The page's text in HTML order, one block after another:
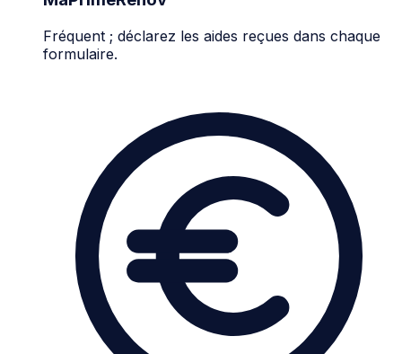
Fréquent ; déclarez les aides reçues dans chaque
formulaire.